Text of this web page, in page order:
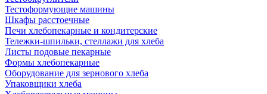
Тестоформующие машины
Шкафы расстоечные
Печи хлебопекарные и кондитерские
Тележки-шпильки, стеллажи для хлеба
Листы подовые пекарные
Формы хлебопекарные
Оборудование для зернового хлеба
Упаковщики хлеба